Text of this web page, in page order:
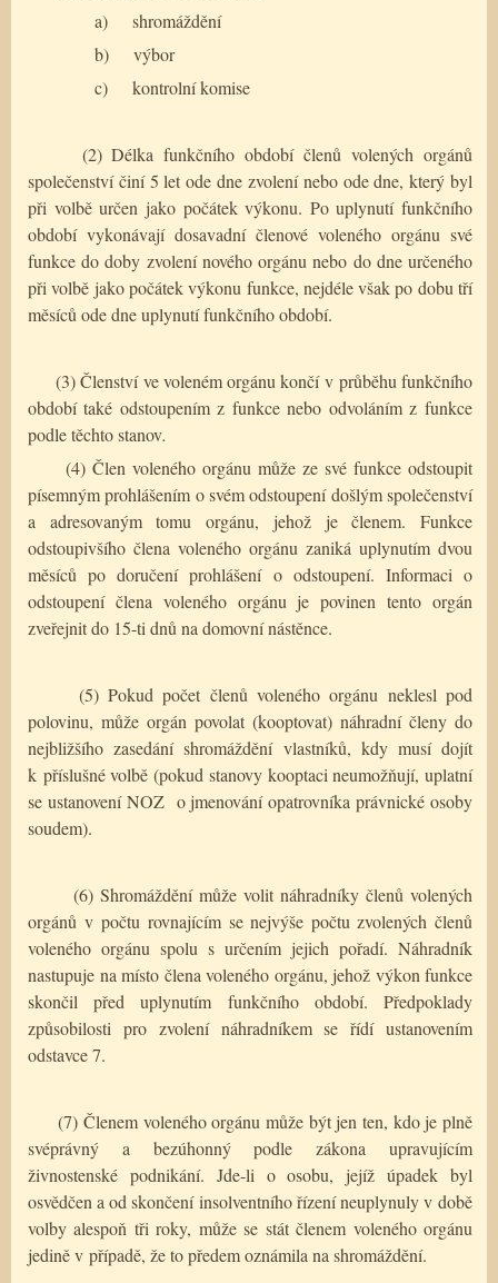
a)
shromáždění
b)
výbor
c)
kontrolní komise
(2) Délka funkčního období členů volených orgánů
společenství činí 5 let ode dne zvolení nebo ode dne, který byl
při volbě určen jako počátek výkonu. Po uplynutí funkčního
období vykonávají dosavadní členové voleného orgánu své
funkce do doby zvolení nového orgánu nebo do dne určeného
při volbě jako počátek výkonu funkce, nejdéle však po dobu tří
měsíců ode dne uplynutí funkčního období.
(3) Členství ve voleném orgánu končí v průběhu funkčního
období také odstoupením z funkce nebo odvoláním z funkce
podle těchto stanov.
(4) Člen voleného orgánu může ze své funkce odstoupit
písemným prohlášením o svém odstoupení došlým společenství
a adresovaným tomu orgánu, jehož je členem. Funkce
odstoupivšího člena voleného orgánu zaniká uplynutím dvou
měsíců po doručení prohlášení o odstoupení. Informaci o
odstoupení člena voleného orgánu je povinen tento orgán
zveřejnit do 15-ti dnů na domovní nástěnce.
(5) Pokud počet členů voleného orgánu neklesl pod
polovinu, může orgán povolat (kooptovat) náhradní členy do
nejbližšího zasedání shromáždění vlastníků, kdy musí dojít
k příslušné volbě (pokud stanovy kooptaci neumožňují, uplatní
se ustanovení NOZ o jmenování opatrovníka právnické osoby
soudem).
(6) Shromáždění může volit náhradníky členů volených
orgánů v počtu rovnajícím se nejvýše počtu zvolených členů
voleného orgánu spolu s určením jejich pořadí. Náhradník
nastupuje na místo člena voleného orgánu, jehož výkon funkce
skončil před uplynutím funkčního období. Předpoklady
způsobilosti pro zvolení náhradníkem se řídí ustanovením
odstavce 7.
(7) Členem voleného orgánu může být jen ten, kdo je plně
svéprávný a bezúhonný podle zákona upravujícím
živnostenské podnikání. Jde-li o osobu, jejíž úpadek byl
osvědčen a od skončení insolventního řízení neuplynuly v době
volby alespoň tři roky, může se stát členem voleného orgánu
jedině v případě, že to předem oznámila na shromáždění.